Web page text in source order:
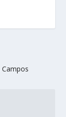
Campos